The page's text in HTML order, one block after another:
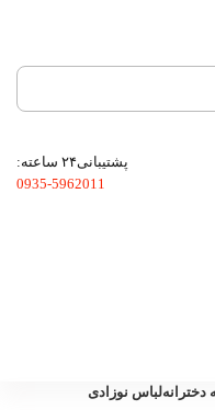
پشتیبانی۲۴ ساعته:
0935-5962011
دخترانهلباس نوزادی